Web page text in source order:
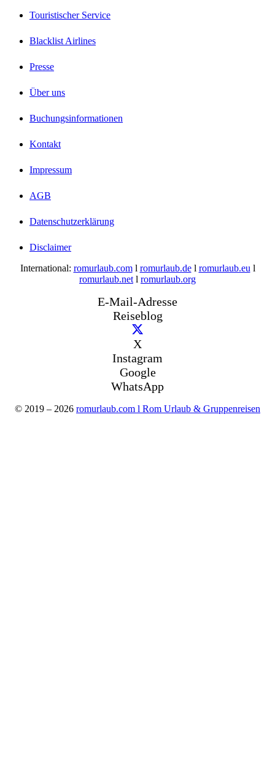
Touristischer Service
Blacklist Airlines
Presse
Über uns
Buchungsinformationen
Kontakt
Impressum
AGB
Datenschutzerklärung
Disclaimer
International: romurlaub.coml romurlaub.del romurlaub.eu l
romurlaub.net l romurlaub.org
E-Mail-Adresse
Reiseblog
X
Instagram
Google
WhatsApp
© 2019 – 2026 romurlaub.com l Rom Urlaub & Gruppenreisen